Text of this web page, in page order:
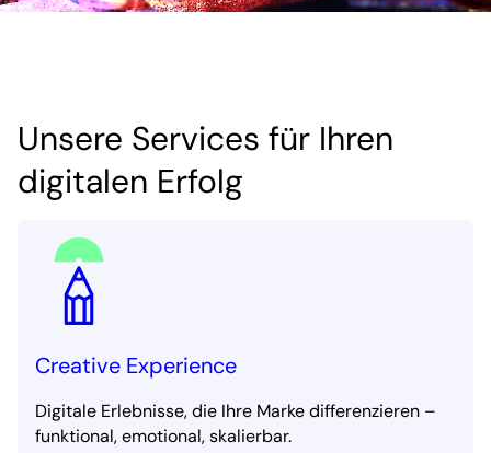
Unsere Services für Ihren
digitalen Erfolg
Creative Experience
Digitale Erlebnisse, die Ihre Marke differenzieren –
funktional, emotional, skalierbar.